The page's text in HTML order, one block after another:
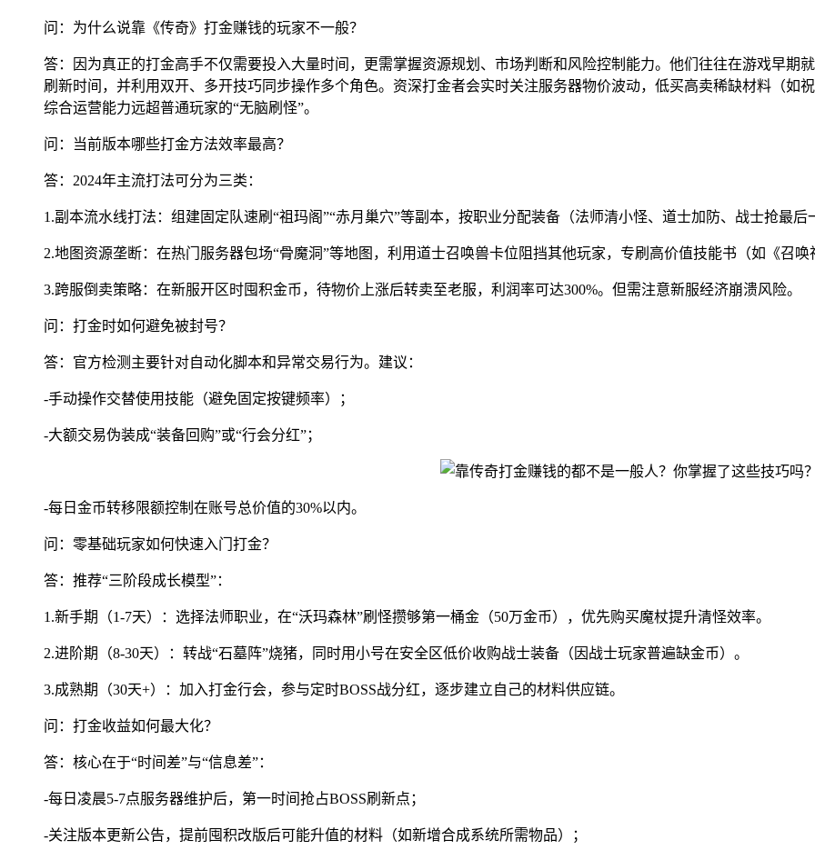
问：为什么说靠《传奇》打金赚钱的玩家不一般？
答：因为真正的打金高手不仅需要投入大量时间，更需掌握资源规划、市场判断和风险控制能力。他们往往在游戏早期
刷新时间，并利用双开、多开技巧同步操作多个角色。资深打金者会实时关注服务器物价波动，低买高卖稀缺材料（如
综合运营能力远超普通玩家的“无脑刷怪”。
问：当前版本哪些打金方法效率最高？
答：2024年主流打法可分为三类：
1.副本流水线打法：组建固定队速刷“祖玛阁”“赤月巢穴”等副本，按职业分配装备（法师清小怪、道士加防、战士抢最后
2.地图资源垄断：在热门服务器包场“骨魔洞”等地图，利用道士召唤兽卡位阻挡其他玩家，专刷高价值技能书（如《召唤
3.跨服倒卖策略：在新服开区时囤积金币，待物价上涨后转卖至老服，利润率可达300%。但需注意新服经济崩溃风险。
问：打金时如何避免被封号？
答：官方检测主要针对自动化脚本和异常交易行为。建议：
-手动操作交替使用技能（避免固定按键频率）；
-大额交易伪装成“装备回购”或“行会分红”；
-每日金币转移限额控制在账号总价值的30%以内。
问：零基础玩家如何快速入门打金？
答：推荐“三阶段成长模型”：
1.新手期（1-7天）：选择法师职业，在“沃玛森林”刷怪攒够第一桶金（50万金币），优先购买魔杖提升清怪效率。
2.进阶期（8-30天）：转战“石墓阵”烧猪，同时用小号在安全区低价收购战士装备（因战士玩家普遍缺金币）。
3.成熟期（30天+）：加入打金行会，参与定时BOSS战分红，逐步建立自己的材料供应链。
问：打金收益如何最大化？
答：核心在于“时间差”与“信息差”：
-每日凌晨5-7点服务器维护后，第一时间抢占BOSS刷新点；
-关注版本更新公告，提前囤积改版后可能升值的材料（如新增合成系统所需物品）；